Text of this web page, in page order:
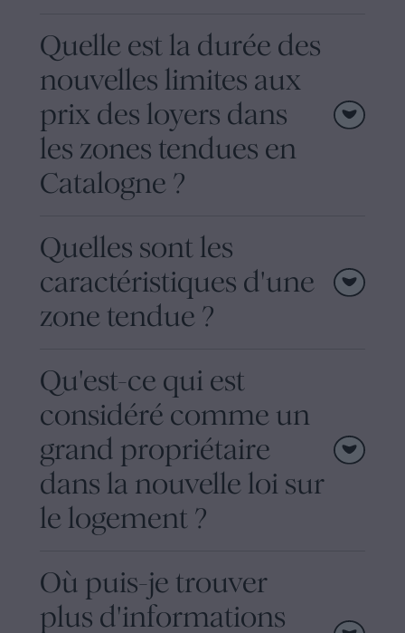
Quelle est la durée des
nouvelles limites aux
prix des loyers dans
les zones tendues en
Catalogne ?
Quelles sont les
caractéristiques d'une
zone tendue ?
Qu'est-ce qui est
considéré comme un
grand propriétaire
dans la nouvelle loi sur
le logement ?
Où puis-je trouver
plus d'informations